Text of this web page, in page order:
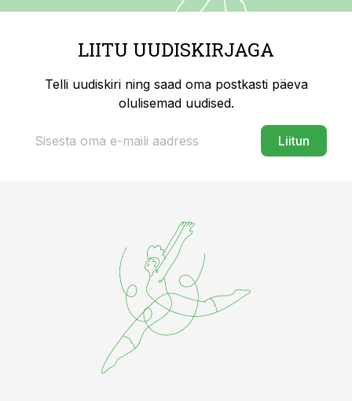
LIITU UUDISKIRJAGA
Telli uudiskiri ning saad oma postkasti päeva
olulisemad uudised.
Liitun